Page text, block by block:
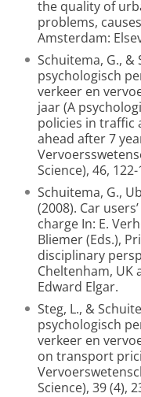
the quality of
problems,
Amsterdam:
Schuitema, G., &
psychologisch
verkeer en
jaar (A
policies in traffic
ahead after 7
Science), 46, 122-
Schuitema, G.,
(2008). Car
charge In: E.
Bliemer (Eds.),
disciplinary
Cheltenham, UK
Edward Elgar.
Steg, L., &
psychologisch
verkeer en
on transport
Science), 39 (4),